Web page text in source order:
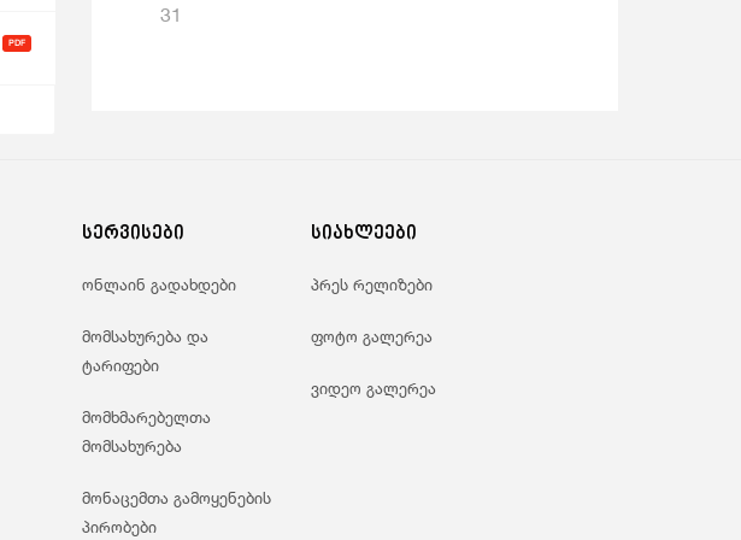
31
სერვისები
ონლაინ გადახდები
მომსახურება და
ტარიფები
მომხმარებელთა
მომსახურება
მონაცემთა გამოყენების
პირობები
სიახლეები
პრეს რელიზები
ფოტო გალერეა
ვიდეო გალერეა